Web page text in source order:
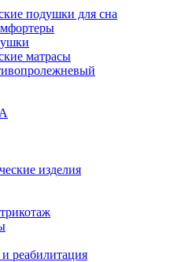
подушки для сна
матрасы
изделия
реабилитация